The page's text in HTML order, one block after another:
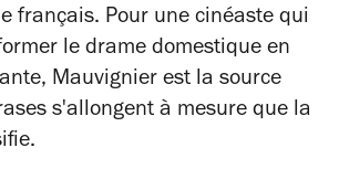
français. Pour une cinéaste qui
le drame domestique en
Mauvignier est la source
s'allongent à mesure que la